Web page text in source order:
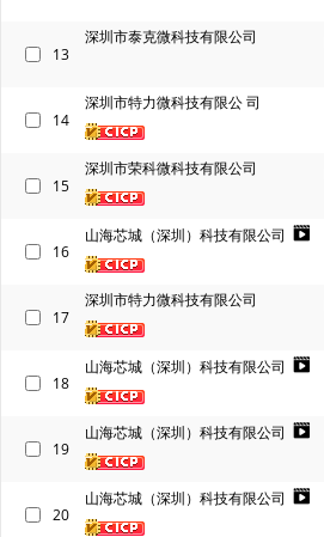
13
深圳市泰克微科技有限公司
14
深圳市特力微科技有限公 司
15
深圳市荣科微科技有限公司
16
山海芯城（深圳）科技有限公司
17
深圳市特力微科技有限公司
18
山海芯城（深圳）科技有限公司
19
山海芯城（深圳）科技有限公司
20
山海芯城（深圳）科技有限公司